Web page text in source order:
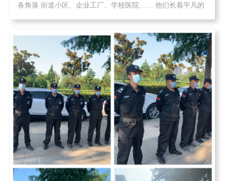
各角落 街道小区、企业工厂、学校医院…… 他们长着平凡的